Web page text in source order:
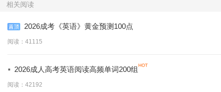
相关阅读
2026成考《英语》黄金预测100点
阅读：41115
· 2026成人高考英语阅读高频单词200组
阅读：42192